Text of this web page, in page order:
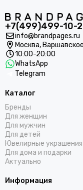
+7(499)499-10-
info@brandpages.ru
Москва,
10:00-20:00
WhatsApp
Telegram
Каталог
Бренды
Для женщин
Для мужчин
Для детей
Ювелирные украшения
Для дома и подарки
Актуально
Информация